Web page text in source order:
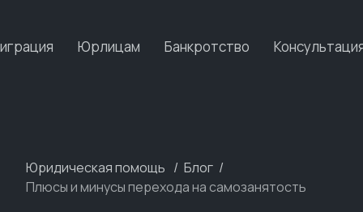
Юрлицам Банкротство
Юридическая помощь
Блог
Плюсы и минусы перехода на самозанятость